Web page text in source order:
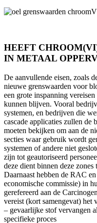
HEEFT
IN METAAL
De aanvullende eisen, zoals
nieuwe grenswaarden voor
een grote inspanning
kunnen blijven. Vooral
systemen, en bedrijven die
cascade applicaties zullen de
moeten bekijken om aan de
secties waar gebruik wordt
systemen of andere niet
zijn tot geautoriseerd
deze dient binnen deze
Daarnaast hebben de RAC
economische commissie) in
gerefereerd aan de
vereist (kort samengevat) het
– gevaarlijke stof vervangen
specifieke proces